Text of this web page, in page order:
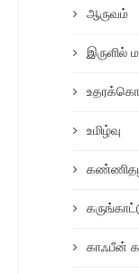
ஆருவம்
இருளில்
உமிழ்வு
காஃபீன்